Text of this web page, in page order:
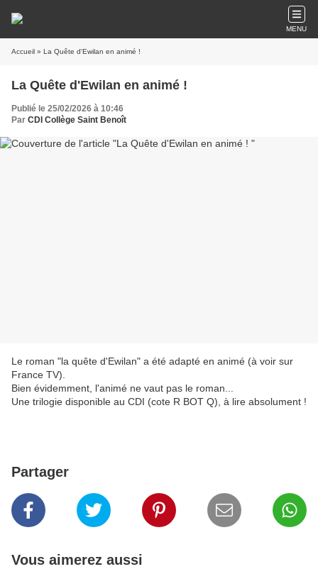
MENU
Accueil » La Quête d'Ewilan en animé !
La Quête d'Ewilan en animé !
Publié le 25/02/2026 à 10:46
Par CDI Collège Saint Benoît
Le roman "la quête d'Ewilan" a été adapté en animé (à voir sur
France TV).
Bien évidemment, l'animé ne vaut pas le roman...
Une trilogie disponible au CDI (cote R BOT Q), à lire absolument !
Partager
Vous aimerez aussi